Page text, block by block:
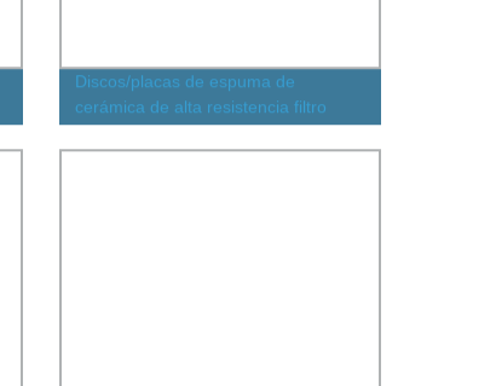
Discos/placas de espuma de
cerámica de alta resistencia filtro
cerámico poroso de alúmina para
Mejorar la calidad de fundición de